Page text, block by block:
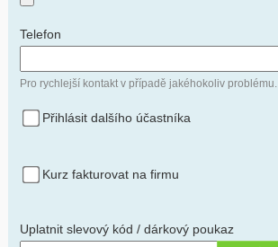
Telefon
Pro rychlejší kontakt v případě jakéhokoliv problému.
Přihlásit dalšího účastníka
Kurz fakturovat na firmu
Uplatnit slevový kód / dárkový poukaz